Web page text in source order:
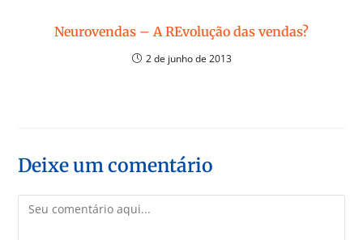
Neurovendas – A REvolução das vendas?
2 de junho de 2013
Deixe um comentário